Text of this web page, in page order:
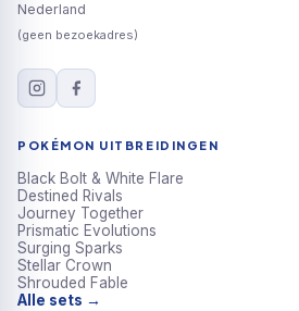
Nederland
(geen bezoekadres)
POKÉMON UITBREIDINGEN
Black Bolt & White Flare
Destined Rivals
Journey Together
Prismatic Evolutions
Surging Sparks
Stellar Crown
Shrouded Fable
Alle sets →